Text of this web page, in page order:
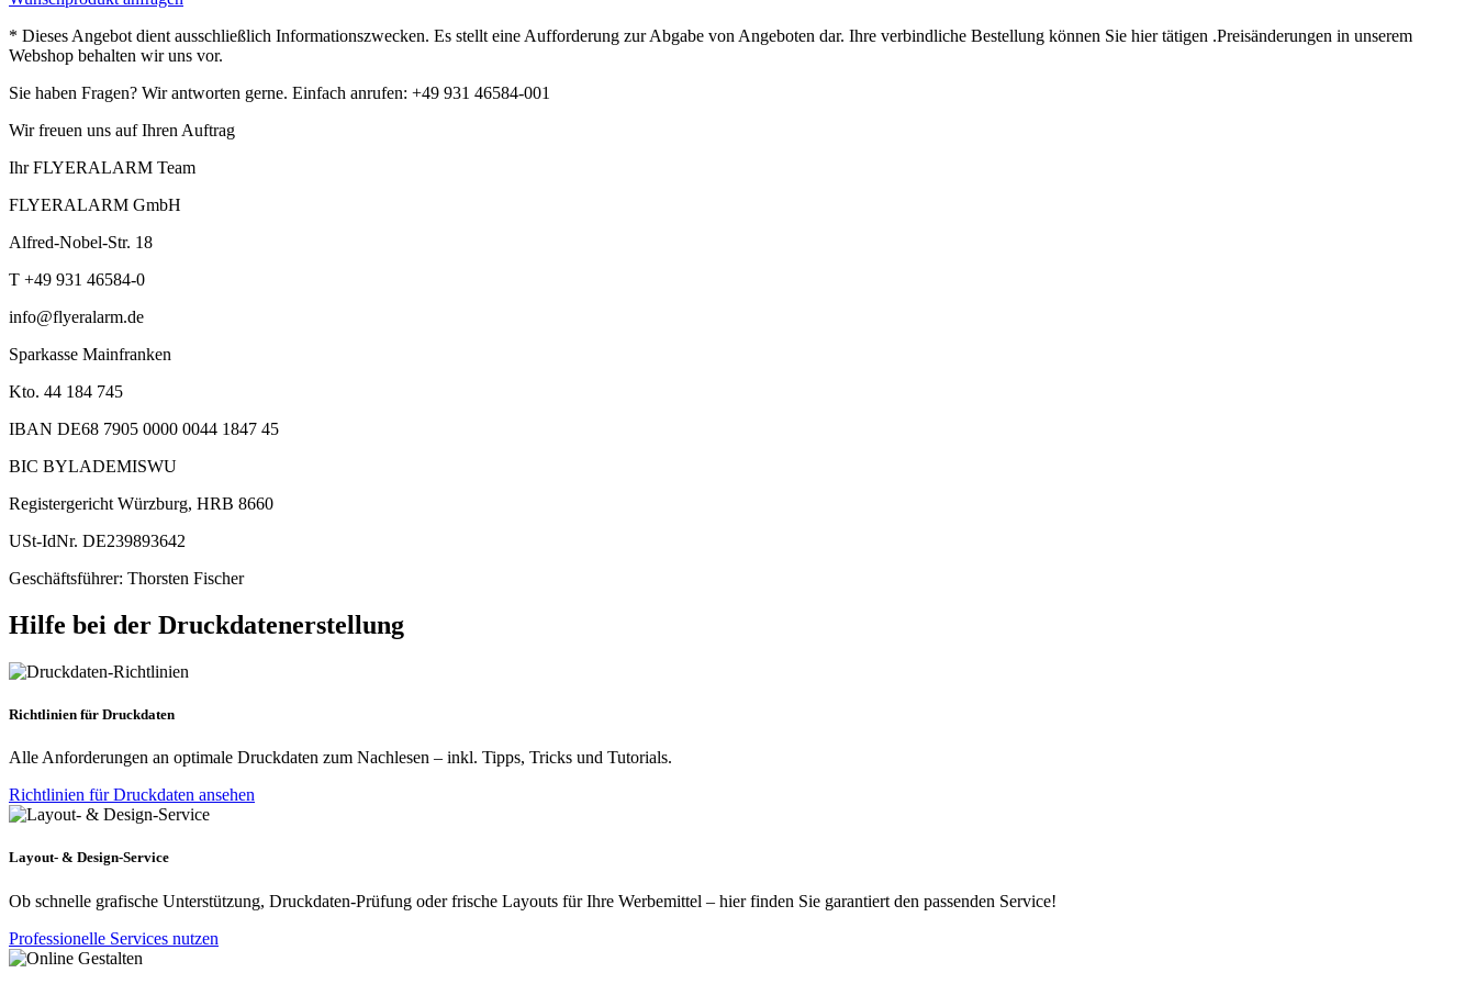
* Dieses Angebot dient ausschließlich Informationszwecken. Es stellt eine Aufforderung zur Abgabe von Angeboten dar. Ihre verbindliche Bestellung können Sie hier tätigen .Preisänderungen in unserem
Webshop behalten wir uns vor.
Sie haben Fragen? Wir antworten gerne. Einfach anrufen: +49 931 46584-001
Wir freuen uns auf Ihren Auftrag
Ihr FLYERALARM Team
FLYERALARM GmbH
Alfred-Nobel-Str. 18
T +49 931 46584-0
info@flyeralarm.de
Sparkasse Mainfranken
Kto. 44 184 745
IBAN DE68 7905 0000 0044 1847 45
BIC BYLADEMISWU
Registergericht Würzburg, HRB 8660
USt-IdNr. DE239893642
Geschäftsführer: Thorsten Fischer
Hilfe bei der Druckdatenerstellung
Richtlinien für Druckdaten
Alle Anforderungen an optimale Druckdaten zum Nachlesen – inkl. Tipps, Tricks und Tutorials.
Richtlinien für Druckdaten ansehen
Layout- & Design-Service
Ob schnelle grafische Unterstützung, Druckdaten-Prüfung oder frische Layouts für Ihre Werbemittel – hier finden Sie garantiert den passenden Service!
Professionelle Services nutzen